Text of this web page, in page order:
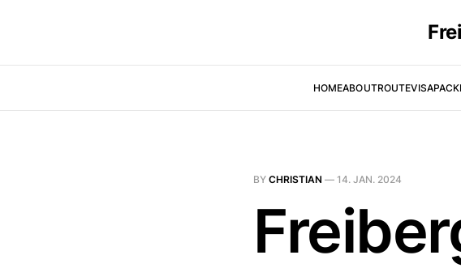
HOMEABOUTROUTEVISA
BY CHRISTIAN — 14. JAN. 2024